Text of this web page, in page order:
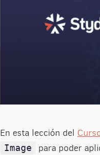
En esta lección del
Image para poder